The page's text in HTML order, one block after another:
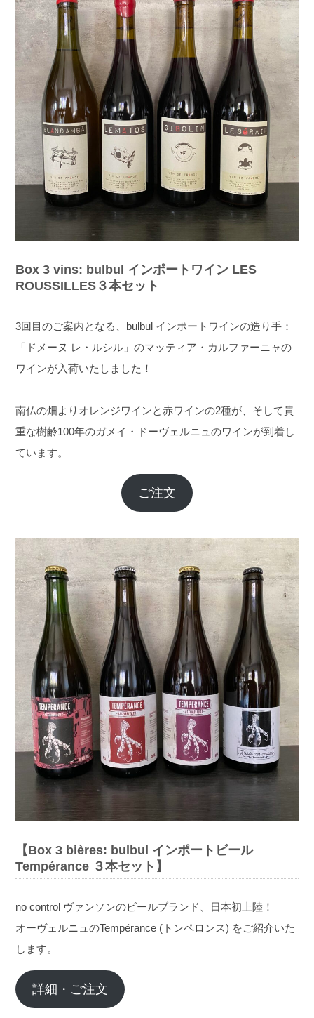
Box 3 vins: bulbul インポートワイン LES
ROUSSILLES３本セット
3回目のご案内となる、bulbul インポートワインの造り手：
「ドメーヌ レ・ルシル」のマッティア・カルファーニャの
ワインが入荷いたしました！
南仏の畑よりオレンジワインと赤ワインの2種が、そして貴
重な樹齢100年のガメイ・ドーヴェルニュのワインが到着し
ています。
ご注文
【Box 3 bières: bulbul インポートビール
Tempérance ３本セット】
no control ヴァンソンのビールブランド、日本初上陸！
オーヴェルニュのTempérance (トンペロンス) をご紹介いた
します。
詳細・ご注文